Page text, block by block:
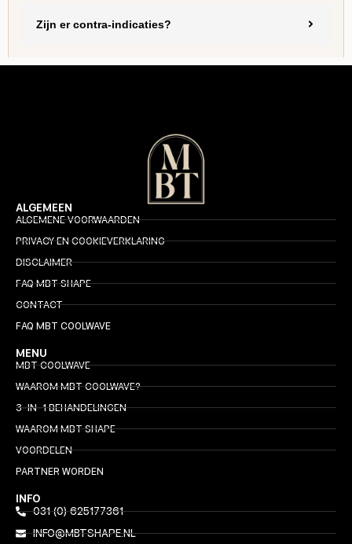
Zijn er contra-indicaties?
ALGEMEEN
ALGEMENE VOORWAARDEN
PRIVACY EN COOKIEVERKLARING
DISCLAIMER
FAQ MBT SHAPE
CONTACT
FAQ MBT COOLWAVE
MENU
MBT COOLWAVE
WAAROM MBT COOLWAVE?
3-IN-1 BEHANDELINGEN
WAAROM MBT SHAPE
VOORDELEN
PARTNER WORDEN
INFO
031 (0) 625177361
INFO@MBTSHAPE.NL